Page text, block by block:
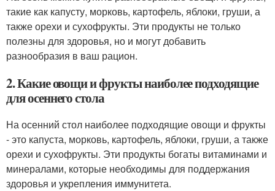
такие как капусту, морковь, картофель, яблоки, груши, а
также орехи и сухофрукты. Эти продукты не только
полезны для здоровья, но и могут добавить
разнообразия в ваш рацион.
2. Какие овощи и фрукты наиболее подходящие
для осеннего стола
На осенний стол наиболее подходящие овощи и фрукты
- это капуста, морковь, картофель, яблоки, груши, а также
орехи и сухофрукты. Эти продукты богаты витаминами и
минералами, которые необходимы для поддержания
здоровья и укрепления иммунитета.